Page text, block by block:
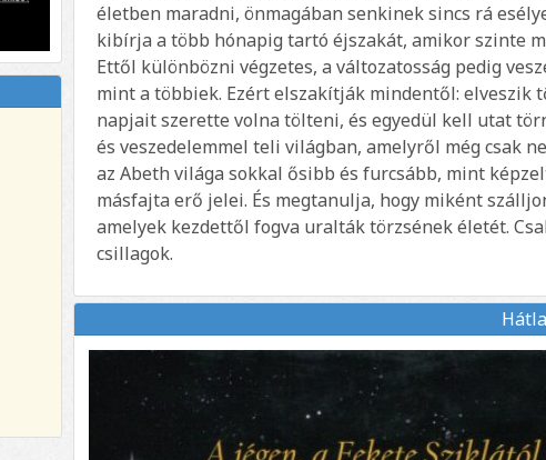
életben maradni, önmagában senkinek sincs rá
kibírja a több hónapig tartó éjszakát, amikor szinte
Ettől különbözni végzetes, a változatosság pedig
mint a többiek. Ezért elszakítják mindentől: elveszik
napjait szerette volna tölteni, és egyedül kell utat
és veszedelemmel teli világban, amelyről még csak
az Abeth világa sokkal ősibb és furcsább, mint
másfajta erő jelei. És megtanulja, hogy miként
amelyek kezdettől fogva uralták törzsének életét.
csillagok.